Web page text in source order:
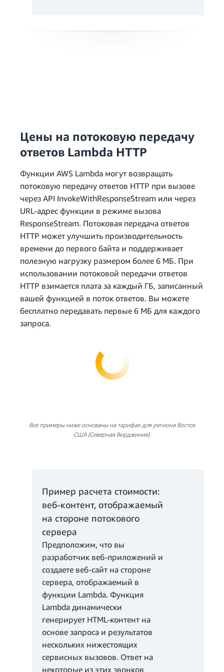
4,32 млн ГБ/с *
0,0000041667 USD =
2 * 0,20 USD/
млн = 0,40 USD
Стоимость запросов
при выключенном
сервисе Provisioned
Стоимость
использования
Provisioned
Concurrency:
10,2 млн *
2,419,200 ГБ-
с 0,0000041667 USD =
10,08 USD
Стоимость запросов
Цены на потоковую передачу
ответов Lambda HTTP
Функции AWS Lambda могут возвращать
потоковую передачу ответов HTTP при вызове
через API InvokeWithResponseStream или через
URL-адрес функции в режиме вызова
ResponseStream. Потоковая передача ответов
HTTP может улучшить производительность
времени до первого байта и поддерживает
полезную нагрузку размером более 6 МБ. При
использовании потоковой передачи ответов
HTTP взимается плата за каждый ГБ, записанный
вашей функцией в поток ответов. Вы можете
бесплатно передавать первые 6 МБ для каждого
запроса.
Все примеры ниже основаны на тарифах для региона Восток
США (Северная Вирджиния).
Пример расчета стоимости:
веб-контент, отображаемый
на стороне потокового
сервера
Предположим, что вы
разработчик веб-приложений и
создаете веб-сайт на стороне
сервера, отображаемый в
функции Lambda. Функция
Lambda динамически
генерирует HTML-контент на
основе запроса и результатов
нескольких нижестоящих
сервисных вызовов. Ответ на
некоторые из этих звонков